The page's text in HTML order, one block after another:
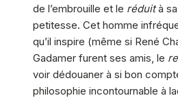
de l’embrouille et le réduità
petitesse. Cet homme
qu’il inspire (même si René
Gadamer furent ses amis, le
voir dédouaner à si bon
philosophie incontournable à